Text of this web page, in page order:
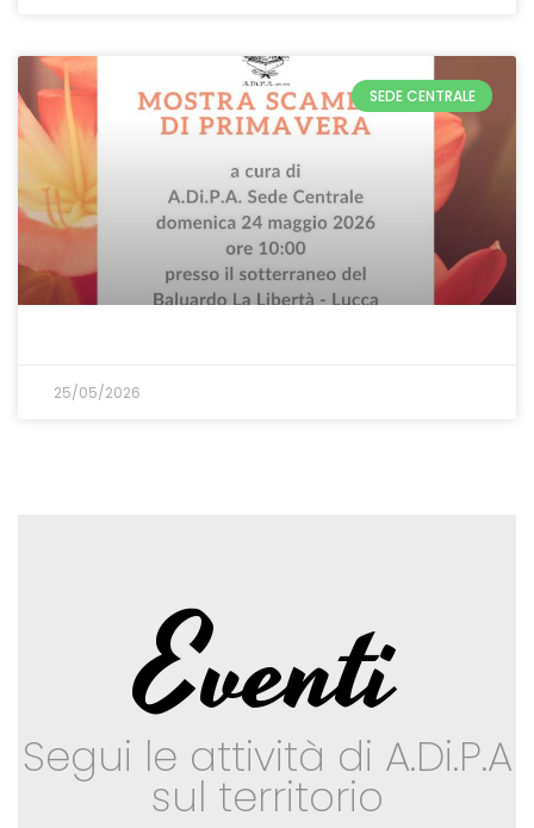
SEDE CENTRALE
25/05/2026
Eventi
Segui le attività di A.Di.P.A
sul territorio